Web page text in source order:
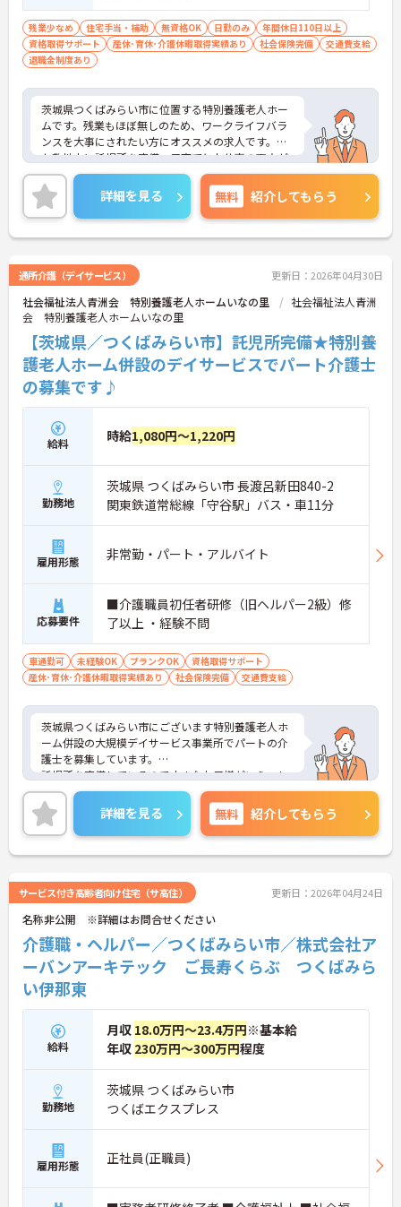
残業少なめ 住宅手当・補助 無資格OK 日勤のみ
年間休日110日以上
資格取得サポート
産休･育休･介護休暇取得実績あり 社会保険完備
交通費支給
退職金制度あり
茨城県つくばみらい市に位置する特別養護老人ホー
ムです。残業もほぼ無しのため、ワークライフバラ
ンスを大事にされたい方にオススメの求人です。ま
た敷地内に託児所を完備。子育てとお仕事の両立が
可能です。賞与も日頃の頑張りをしっかり評価・支
給されますので、安心して就業できます。ご興味あ
る方には、面接対策ポイントなど、さらに詳細をお
話しいたしますのでお気軽にご相談ください。
詳細を見る 無料 紹介してもらう
通所介護（デイサービス） 更新日：2026年04月30日
社会福祉法人青洲会 特別養護老人ホームいなの里
社会福祉法人青洲
会 特別養護老人ホームいなの里
【茨城県／つくばみらい市】託児所完備★特別養
護老人ホーム併設のデイサービスでパート介護士
の募集です♪
給料 時給1,080円～1,220円
勤務地
茨城県 つくばみらい市 長渡呂新田840-2
関東鉄道常総線「守谷駅」バス・車11分
雇用形態 非常勤・パート・アルバイト
応募要件
■介護職員初任者研修（旧ヘルパー2級）修
了以上 ・経験不問
車通勤可 未経験OK ブランクOK
資格取得サポート
産休･育休･介護休暇取得実績あり
社会保険完備 交通費支給
茨城県つくばみらい市にございます特別養護老人ホ
ーム併設の大規模デイサービス事業所でパートの介
護士を募集しています。
託児所を完備しているので小さなお子様がいらっし
ゃる方も安心して就業できる環境です♪
ご興味ある方には、面接対策ポイントなど、さらに
詳細をお話しいたしますのでお気軽にご相談くださ
い。
詳細を見る 無料 紹介してもらう
サービス付き高齢者向け住宅（サ高住） 更新日：2026年04月24日
名称非公開 ※詳細はお問合せください
介護職・ヘルパー／つくばみらい市／株式会社ア
ーバンアーキテック ご長寿くらぶ つくばみら
い伊那東
給料
月収 18.0万円～23.4万円※基本給
年収 230万円～300万円程度
勤務地
茨城県 つくばみらい市
つくばエクスプレス
雇用形態 正社員(正職員)